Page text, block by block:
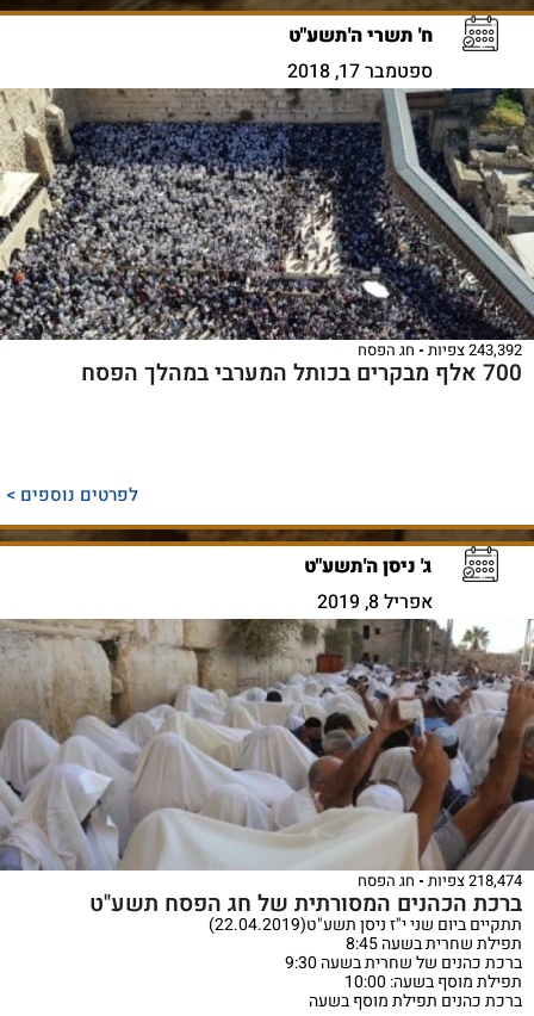
ח' תשרי ה'תשע"ט
ספטמבר 17, 2018
243,392 צפיות חג הפסח
700 אלף מבקרים בכותל המערבי במהלך הפסח
לפרטים נוספים >
ג' ניסן ה'תשע"ט
אפריל 8, 2019
218,474 צפיות חג הפסח
ברכת הכהנים המסורתית של חג הפסח תשע"ט
תתקיים ביום שני י"ז ניסן תשע"ט(22.04.2019)
תפילת שחרית בשעה 8:45
ברכת כהנים של שחרית בשעה 9:30
תפילת מוסף בשעה: 10:00
ברכת כהנים תפילת מוסף בשעה